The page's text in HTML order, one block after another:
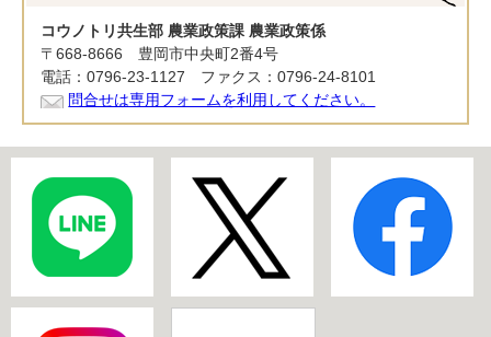
コウノトリ共生部 農業政策課 農業政策係
〒668-8666 豊岡市中央町2番4号
電話：0796-23-1127 ファクス：0796-24-8101
問合せは専用フォームを利用してください。